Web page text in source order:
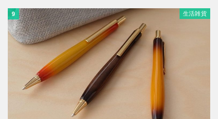
9 生活雑貨